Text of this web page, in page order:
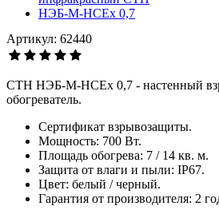
Артикул: 62440
СТН НЭБ-М-НСЕх 0,7 - настенный
обогреватель.
Сертификат взрывозащиты.
Мощность: 700 Вт.
Площадь обогрева: 7 / 14 кв. м.
Защита от влаги и пыли: IP67.
Цвет: белый / черный.
Гарантия от производителя: 2